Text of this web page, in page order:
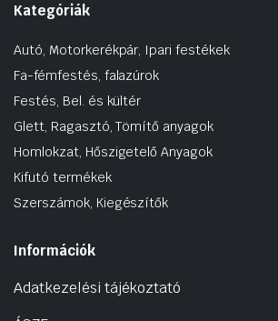
Kategóriák
Autó, Motorkerékpár, Ipari festékek
Fa-fémfestés, falazúrok
Festés, Bel. és kültér
Glett, Ragasztó, Tömítő anyagok
Homlokzat, Hőszigetelő Anyagok
Kifutó termékek
Szerszámok, Kiegészítők
Információk
Adatkezelési tájékoztató